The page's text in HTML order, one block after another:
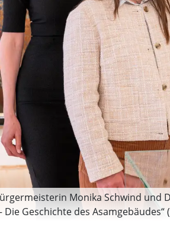
Monika Schwind und
Geschichte des